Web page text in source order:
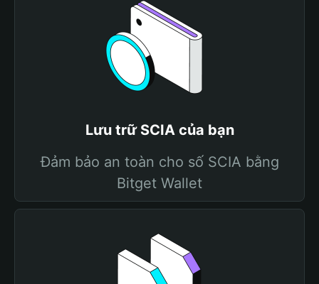
Lưu trữ SCIA của bạn
Đảm bảo an toàn cho số SCIA bằng
Bitget Wallet